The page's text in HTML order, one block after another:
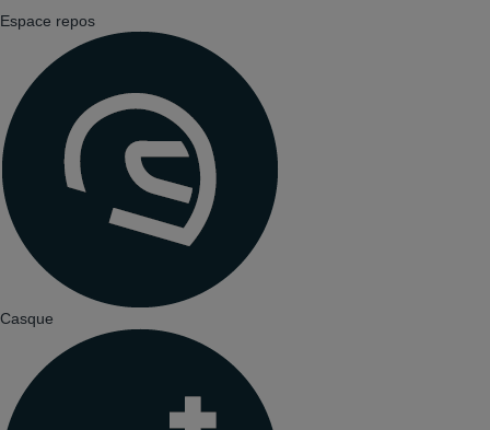
Espace repos
Casque